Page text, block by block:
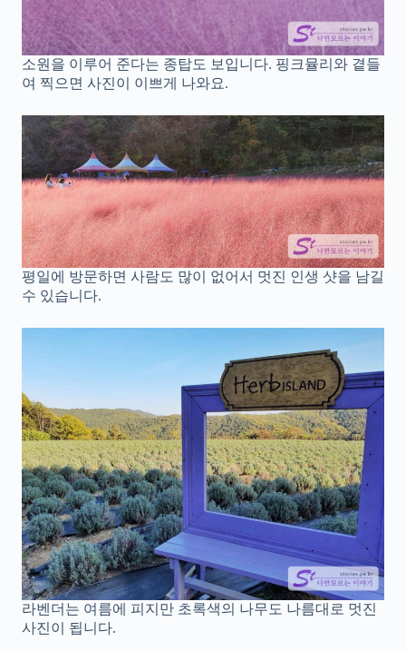
소원을 이루어 준다는 종탑도 보입니다. 핑크뮬리와 곁들
여 찍으면 사진이 이쁘게 나와요.
평일에 방문하면 사람도 많이 없어서 멋진 인생 샷을 남길
수 있습니다.
라벤더는 여름에 피지만 초록색의 나무도 나름대로 멋진
사진이 됩니다.